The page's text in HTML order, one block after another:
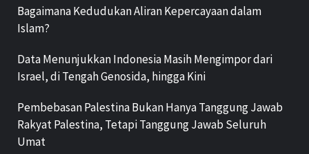
Bagaimana Kedudukan Aliran Kepercayaan dalam
Islam?
Data Menunjukkan Indonesia Masih Mengimpor dari
Israel, di Tengah Genosida, hingga Kini
Pembebasan Palestina Bukan Hanya Tanggung Jawab
Rakyat Palestina, Tetapi Tanggung Jawab Seluruh
Umat